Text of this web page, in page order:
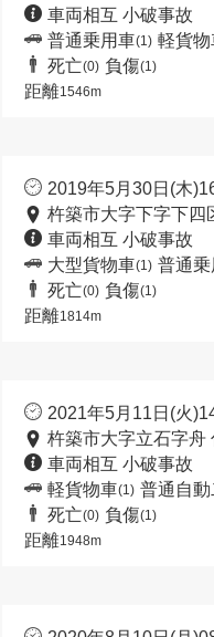
車両相互 小破事故
普通乗用車(1) 軽貨物
死亡(0) 負傷(1)
距離1546m
2019年5月30日(木
杵築市大字下字下四
車両相互 小破事故
大型貨物車(1) 普通乗
死亡(0) 負傷(1)
距離1814m
2021年5月11日(火
杵築市大字立石字舟
車両相互 小破事故
軽貨物車(1) 普通自
死亡(0) 負傷(1)
距離1948m